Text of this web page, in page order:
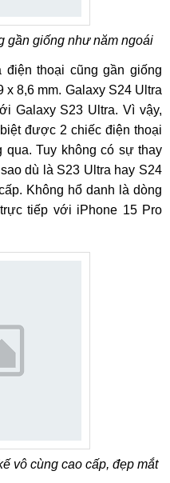
gần giống như năm ngoái
thoại cũng gần giống
8,6 mm. Galaxy S24 Ultra
Galaxy S23 Ultra. Vì vậy,
được 2 chiếc điện thoại
qua. Tuy không có sự thay
dù là S23 Ultra hay S24
Không hổ danh là dòng
tiếp với iPhone 15 Pro
vô cùng cao cấp, đẹp mắt